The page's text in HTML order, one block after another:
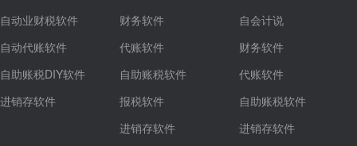
自动业财税软件
自动代账软件
自助账税DIY软件
进销存软件
财务软件
代账软件
自助账税软件
报税软件
进销存软件
自会计说
财务软件
代账软件
自助账税软件
进销存软件